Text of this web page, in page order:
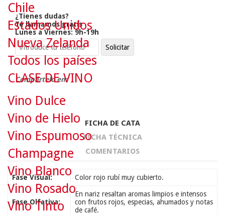
¿Tienes dudas?
Te llamamos gratis
Lunes a Viernes: 9h-19h
Compártelo en:
FICHA DE CATA
FICHA TÉCNICA
COMENTARIOS
Fase Visual: Color rojo rubí muy cubierto.
Fase Olfativa:
En nariz resaltan aromas limpios e intensos
con frutos rojos, especias, ahumados y notas
de café.
Chile
Estados Unidos
Nueva Zelanda
Todos los países
CLASE DE VINO
Vino Dulce
Vino de Hielo
Vino Espumoso
Champagne
Vino Blanco
Vino Rosado
Vino Tinto